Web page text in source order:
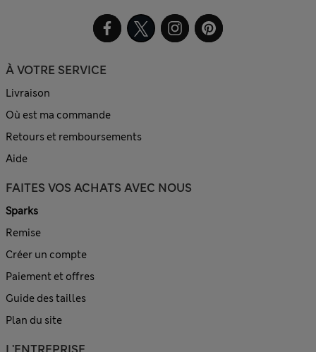
À VOTRE SERVICE
Livraison
Où est ma commande
Retours et remboursements
Aide
FAITES VOS ACHATS AVEC NOUS
Sparks
Remise
Créer un compte
Paiement et offres
Guide des tailles
Plan du site